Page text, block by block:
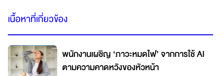
เนื้อหาที่เกี่ยวข้อง
พนักงานเผชิญ ‘ภาวะหมดไฟ’ จากการใช้ AI
ตามความคาดหวังของหัวหน้า